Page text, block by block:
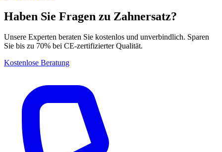
Haben Sie Fragen zu Zahnersatz?
Unsere Experten beraten Sie kostenlos und unverbindlich. Sparen
Sie bis zu 70% bei CE-zertifizierter Qualität.
Kostenlose Beratung